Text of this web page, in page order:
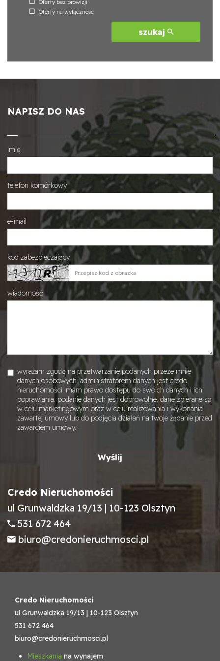
Oferty bez prowizji
Oferty na wyłączność
szukaj
NAPISZ DO NAS
imię
telefon komórkowy
e-mail
kod zabezpieczający
wiadomość
wyrażam zgodę na przetwarzanie podanych przeze mnie
danych osobowych. administratorem danych jest credo
nieruchomości. mam prawo dostępu do swoich danych i ich
poprawiania. podanie danych jest dobrowolne. dane zbierane są
w celu marketingowym oraz w celu realizowania i wykonania
zawartej umowy lub do podjęcia działań na twoje żądanie przed
zawarciem umowy.
Credo Nieruchomości
ul Grunwaldzka 19/13 | 10-123 Olsztyn
531 672 464
biuro@credonieruchmosci.pl
Credo Nieruchomości
ul Grunwaldzka 19/13 | 10-123 Olsztyn
531 672 464
biuro@credonieruchmosci.pl
Mieszkania na wynajem